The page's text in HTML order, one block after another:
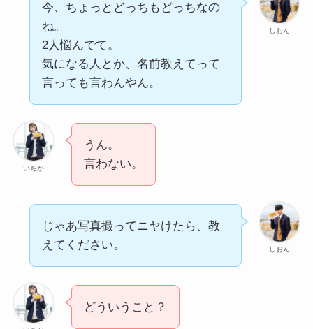
しおん
今、ちょっとどっちもどっちなの
ね。
2人悩んでて。
気になる人とか、名前教えてって
言っても言わんやん。
いちか
うん。
言わない。
しおん
じゃあ写真撮ってニヤけたら、教
えてください。
どういうこと？